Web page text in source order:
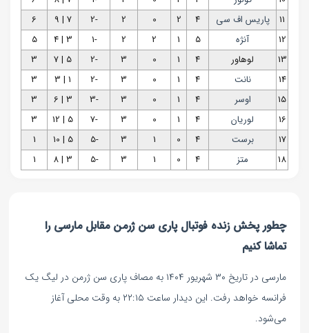
11
پاریس اف سی 4
2
0
2
-2
7 | 9
6
12
آنژه 5
1
2
2
-1
3 | 4
5
13
لوهاور 4
1
0
3
-2
5 | 7
3
14
نانت 4
1
0
3
-2
1 | 3
3
15
اوسر 4
1
0
3
-3
3 | 6
3
16
لوریان 4
1
0
3
-7
5 | 12
3
17
برست 4
0
1
3
-5
5 | 10
1
18
متز 4
0
1
3
-5
3 | 8
1
چطور پخش زنده فوتبال پاری‌ سن‌ ژرمن مقابل مارسی را
تماشا کنیم
مارسی در تاریخ ۳۰ شهریور ۱۴۰۴ به مصاف پاری سن ژرمن در لیگ یک
فرانسه خواهد رفت. این دیدار ساعت ۲۲:۱۵ به وقت محلی آغاز
می‌شود.